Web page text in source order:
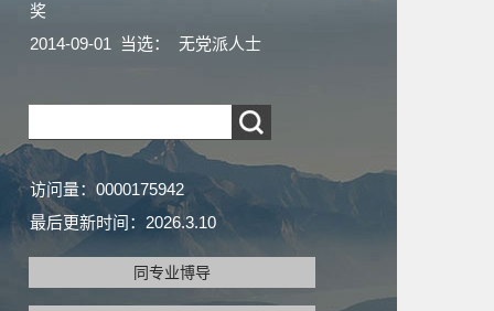
奖
2014-09-01 当选： 无党派人士
访问量： 0000175942
最后更新时间： 2026.3.10
同专业博导